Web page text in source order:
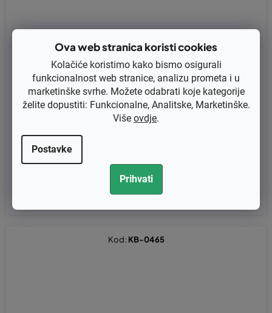
Ova web stranica koristi cookies
Kolačiće koristimo kako bismo osigurali
funkcionalnost web stranice, analizu prometa i u
marketinške svrhe. Možete odabrati koje kategorije
želite dopustiti: Funkcionalne, Analitske, Marketinške.
Više ovdje.
Postavke
Prihvati
Ručka za Stihl FS120, FS350, FS400, FS450, FS550 - zamjenjuje
Kod: KB-0465